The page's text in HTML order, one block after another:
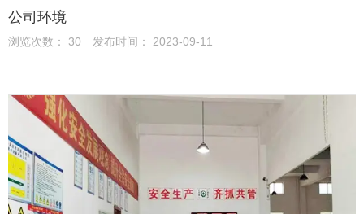
公司环境
浏览次数： 30 发布时间： 2023-09-11